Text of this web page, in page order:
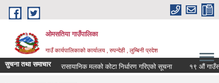
Skip to main content
ओमसतिया गाउँपालिका
गाउँ कार्यपालिकाको कार्यालय , रुपन्देही , लुम्बिनी प्रदेश
सुचना तथा समाचाररासायानिक मलको कोटा निर्धारण गरिएको सूचना १९ औं